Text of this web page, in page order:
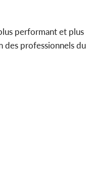
performant et plus
des professionnels du